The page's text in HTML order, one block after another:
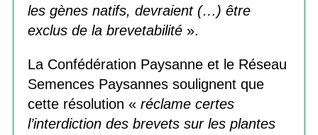
les gènes natifs, devraient (…) être
exclus de la brevetabilité».
La Confédération Paysanne et le Réseau
Semences Paysannes soulignent que
cette résolution « réclame certes
l’interdiction des brevets sur les plantes